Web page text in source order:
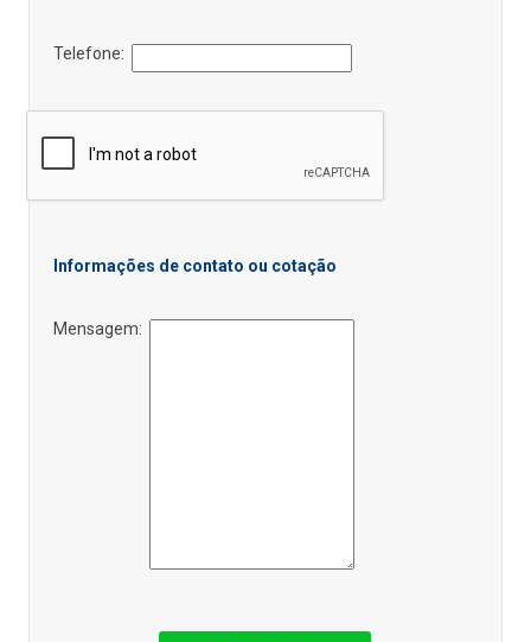
Telefone:
Informações de contato ou cotação
Mensagem: